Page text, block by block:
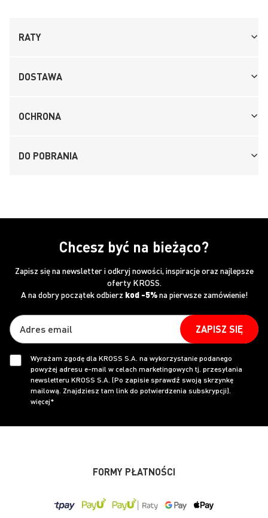
RATY
DOSTAWA
OCHRONA
DO POBRANIA
Chcesz być na bieżąco?
Zapisz się na newsletter i odkryj nowości, inspiracje oraz najlepsze
oferty KROSS.
A na dobry początek odbierz kod -5%na pierwsze zamówienie!
ZAPISZ SIĘ
Wyrażam zgodę dla KROSS S.A. na wykorzystanie podanego
powyżej adresu e-mail w celach marketingowych tj. przesyłania
newsletteru KROSS S.A. (Po zapisie sprawdź swoją skrzynkę
mailową. Znajdziesz tam link do potwierdzenia subskrypcji).
więcej*
FORMY PŁATNOŚCI